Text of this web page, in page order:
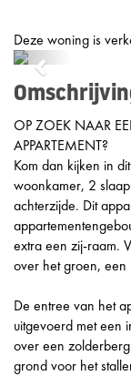
Deze woning is
Previous
OP ZOEK NAAR
APPARTEMENT?
Kom dan kijken in
woonkamer, 2
achterzijde. Dit
extra een zij-raam.
over het groen, een
De entree van het
uitgevoerd met een
over een
grond voor het